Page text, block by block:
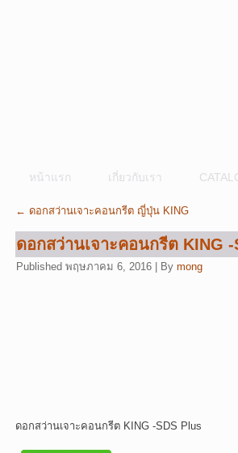
หน้าแรก เกี่ยวกับเรา
← ดอกสว่านเจาะคอนกรีต ญี่ปุ่น KING
ดอกสว่านเจาะคอนกรีต KING -
Published พฤษภาคม 6, 2016 By mong
ดอกสว่านเจาะคอนกรีต KING -SDS Plus